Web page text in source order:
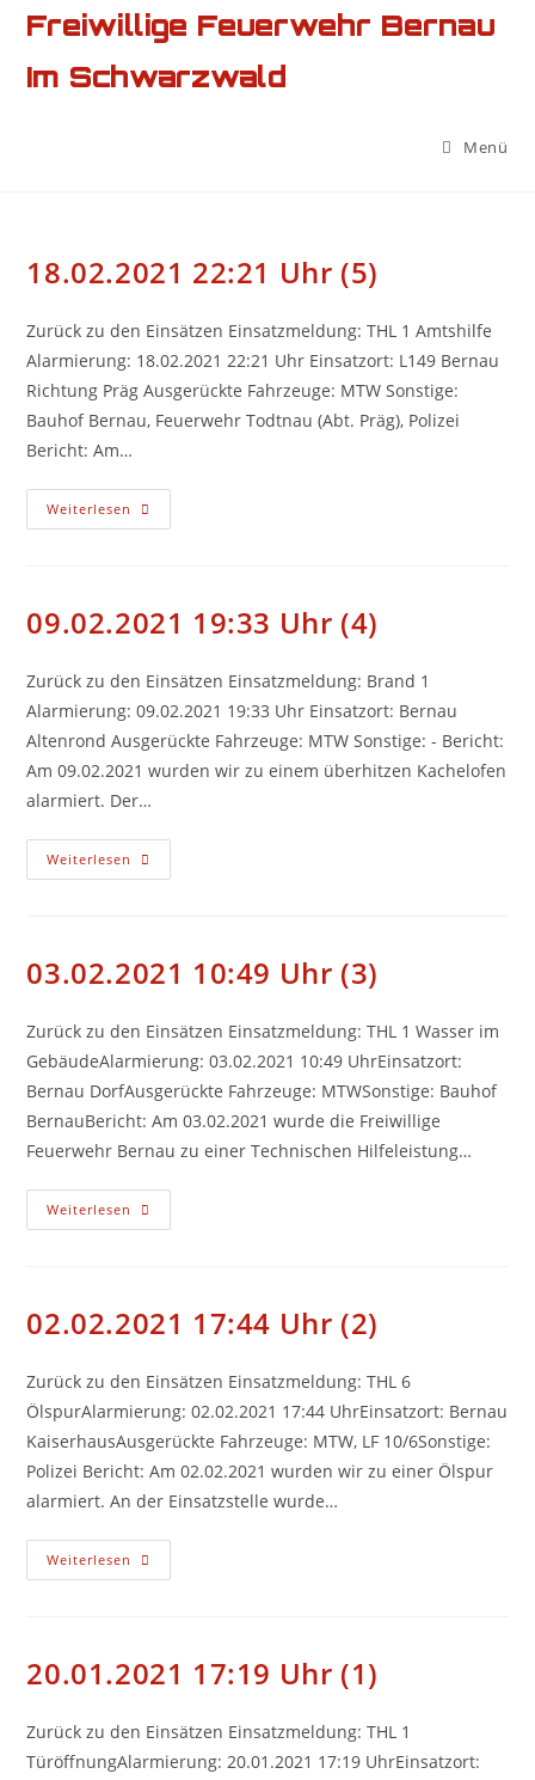
Zum
Inhalt
springen
Freiwillige Feuerwehr Bernau
Im Schwarzwald
Menü
18.02.2021 22:21 Uhr (5)
Zurück zu den Einsätzen Einsatzmeldung: THL 1 Amtshilfe
Alarmierung: 18.02.2021 22:21 Uhr Einsatzort: L149 Bernau
Richtung Präg Ausgerückte Fahrzeuge: MTW Sonstige:
Bauhof Bernau, Feuerwehr Todtnau (Abt. Präg), Polizei
Bericht: Am…
Weiterlesen 18.02.2021
22:21
09.02.2021 19:33 Uhr (4)
Zurück zu den Einsätzen Einsatzmeldung: Brand 1
Alarmierung: 09.02.2021 19:33 Uhr Einsatzort: Bernau
Altenrond Ausgerückte Fahrzeuge: MTW Sonstige: - Bericht:
Am 09.02.2021 wurden wir zu einem überhitzen Kachelofen
alarmiert. Der…
Weiterlesen 09.02.2021
19:33
03.02.2021 10:49 Uhr (3)
Zurück zu den Einsätzen Einsatzmeldung: THL 1 Wasser im
GebäudeAlarmierung: 03.02.2021 10:49 UhrEinsatzort:
Bernau DorfAusgerückte Fahrzeuge: MTWSonstige: Bauhof
BernauBericht: Am 03.02.2021 wurde die Freiwillige
Feuerwehr Bernau zu einer Technischen Hilfeleistung…
Weiterlesen 03.02.2021
10:49
02.02.2021 17:44 Uhr (2)
Zurück zu den Einsätzen Einsatzmeldung: THL 6
ÖlspurAlarmierung: 02.02.2021 17:44 UhrEinsatzort: Bernau
KaiserhausAusgerückte Fahrzeuge: MTW, LF 10/6Sonstige:
Polizei Bericht: Am 02.02.2021 wurden wir zu einer Ölspur
alarmiert. An der Einsatzstelle wurde…
Weiterlesen 02.02.2021
17:44
20.01.2021 17:19 Uhr (1)
Zurück zu den Einsätzen Einsatzmeldung: THL 1
TüröffnungAlarmierung: 20.01.2021 17:19 UhrEinsatzort: